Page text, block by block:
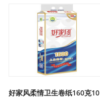
好家风柔情卫生卷纸160克10